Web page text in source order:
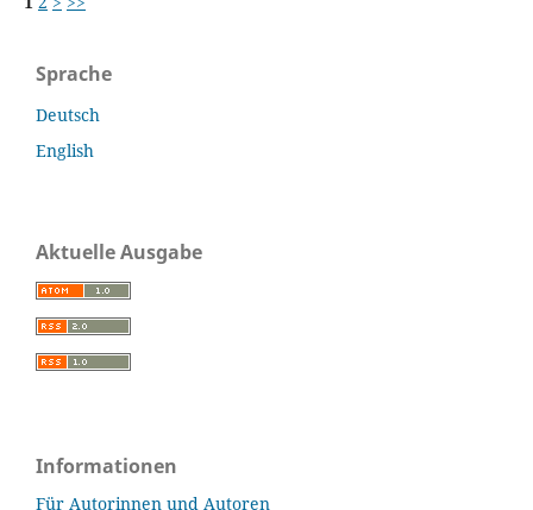
Sprache
Deutsch
English
Aktuelle Ausgabe
Informationen
Für Autorinnen und Autoren